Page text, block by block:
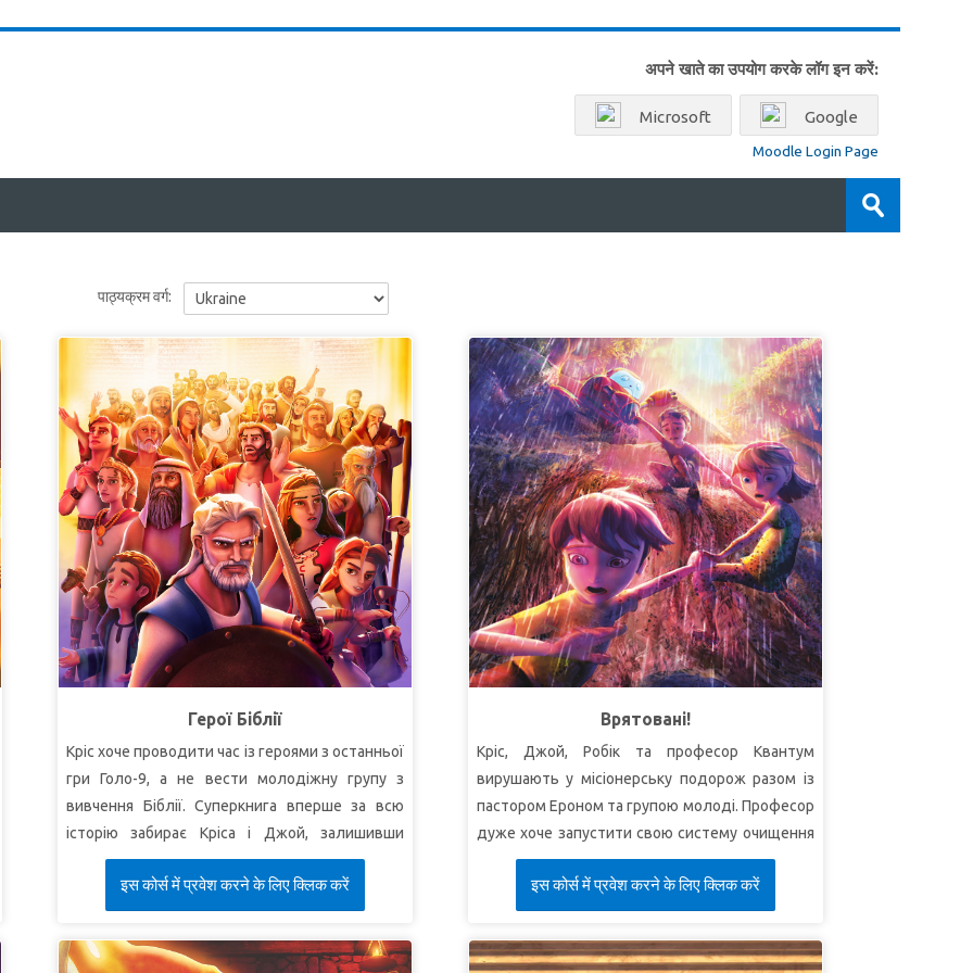
अपने खाते का उपयोग करके लॉग इन करें:
Microsoft Google
Moodle Login Page
जमा
करें
पाठ्यक्रम वर्ग:
Герої Біблії
Кріс хоче проводити час із героями з останньої
гри Голо-9, а не вести молодіжну групу з
вивчення Біблії. Суперкнига вперше за всю
історію забирає Кріса і Джой, залишивши
шокованого Робіка вдома!
Робік відчайдушно намагається визначити,
куди Суперкнига забрала Кріса і Джой, і знайти
спосіб повернути їх! Кріс і Джой знову
зустрічають біблійних героїв: Ноя, Ісуса Навина
इस कोर्स में प्रवेश करने के लिए क्लिक करें
Врятовані!
Кріс, Джой, Робік та професор Квантум
вирушають у місіонерську подорож разом із
пастором Ероном та групою молоді. Професор
дуже хоче запустити свою систему очищення
води до настання ночі та до приходу шторму.
Кріс і Джой мчать на Робіко-Треку 8000, щоб
доставити прісну воду до табору. Дорогою
діти зустрічають маленького хлопчика на ім'я
Матео. Раптово з'являється Суперкнига та
इस कोर्स में प्रवेश करने के लिए क्लिक करें